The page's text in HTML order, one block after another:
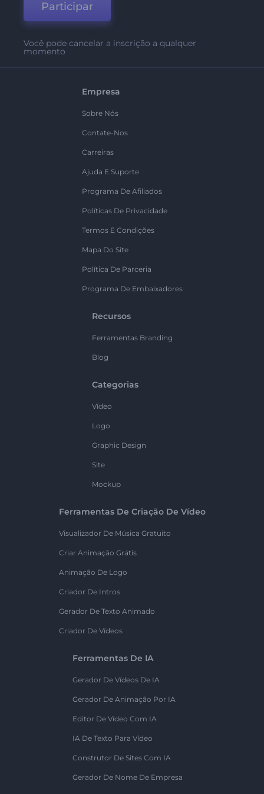
Participar
Você pode cancelar a inscrição a qualquer
momento
Empresa
Sobre Nós
Contate-Nos
Carreiras
Ajuda E Suporte
Programa De Afiliados
Políticas De Privacidade
Termos E Condições
Mapa Do Site
Política De Parceria
Programa De Embaixadores
Recursos
Ferramentas Branding
Blog
Categorias
Vídeo
Logo
Graphic Design
Site
Mockup
Ferramentas De Criação De Vídeo
Visualizador De Música Gratuito
Criar Animação Grátis
Animação De Logo
Criador De Intros
Gerador De Texto Animado
Criador De Vídeos
Ferramentas De IA
Gerador De Vídeos De IA
Gerador De Animação Por IA
Editor De Vídeo Com IA
IA De Texto Para Vídeo
Construtor De Sites Com IA
Gerador De Nome De Empresa